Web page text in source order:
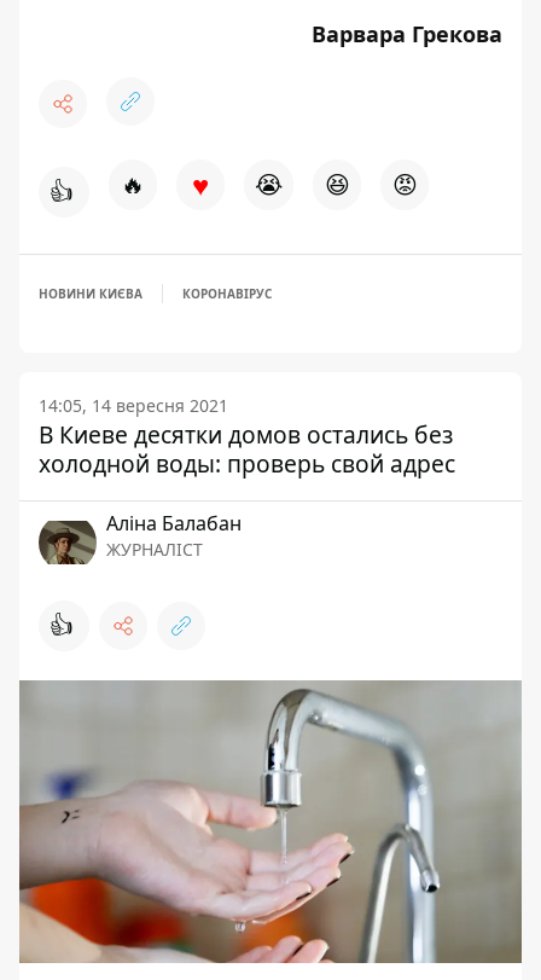
Варвара Грекова
👍 🔥 ♥ 😭 😆 😡
НОВИНИ КИЄВА КОРОНАВІРУС
14:05, 14 вересня 2021
В Киеве десятки домов остались без
холодной воды: проверь свой адрес
Аліна Балабан
ЖУРНАЛІСТ
👍